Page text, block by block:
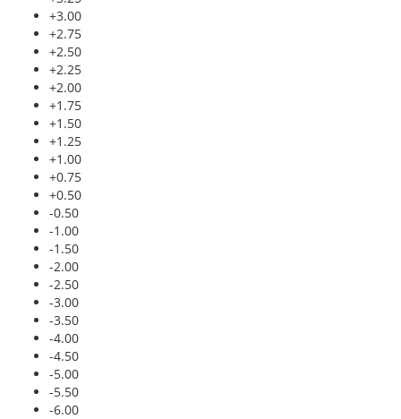
+3.00
+2.75
+2.50
+2.25
+2.00
+1.75
+1.50
+1.25
+1.00
+0.75
+0.50
-0.50
-1.00
-1.50
-2.00
-2.50
-3.00
-3.50
-4.00
-4.50
-5.00
-5.50
-6.00